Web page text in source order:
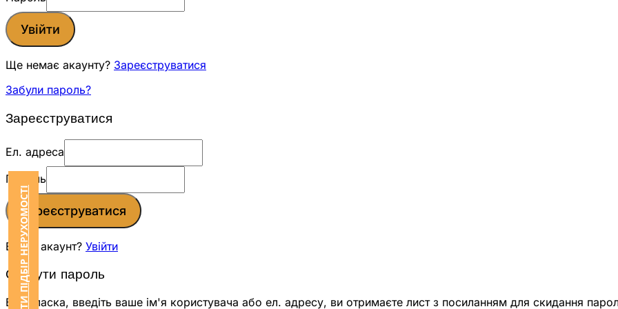
ЗАМОВИТИ ПІДБІР НЕРУХОМОСТІ
Увійти
Ще немає акаунту? Зареєструватися
Забули пароль?
Зареєструватися
Ел. адреса
Пароль
Зареєструватися
Вже є акаунт? Увійти
Скинути пароль
Будь ласка, введіть ваше ім'я користувача або ел. адресу, ви отримаєте лист з посиланням для скидання